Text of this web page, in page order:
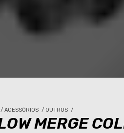
/ ACESSÓRIOS / OUTROS /
MERGE